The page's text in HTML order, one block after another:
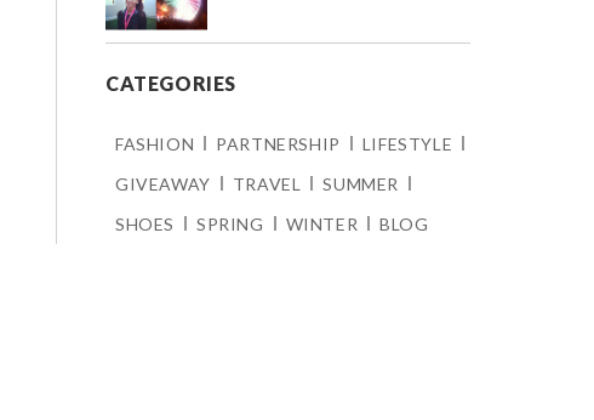
CATEGORIES
FASHION PARTNERSHIP
LIFESTYLE
GIVEAWAY
TRAVEL
SUMMER
SHOES
SPRING WINTER BLOG